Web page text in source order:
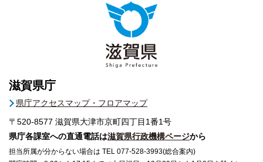
滋賀県庁
県庁アクセスマップ・フロアマップ
〒520-8577 滋賀県大津市京町四丁目1番1号
県庁各課室への直通電話は滋賀県行政機構ページから
担当所属が分からない場合は TEL 077-528-3993(総合案内)